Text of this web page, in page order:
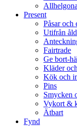
Allhelgona
Present
Påsar och
Utifrån
Fairtrade
Ge bort-
Kläder
Kök och
Pins
Smycken
Vykort &
Ätbart
Fynd